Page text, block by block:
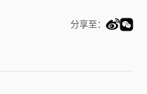
分享至：